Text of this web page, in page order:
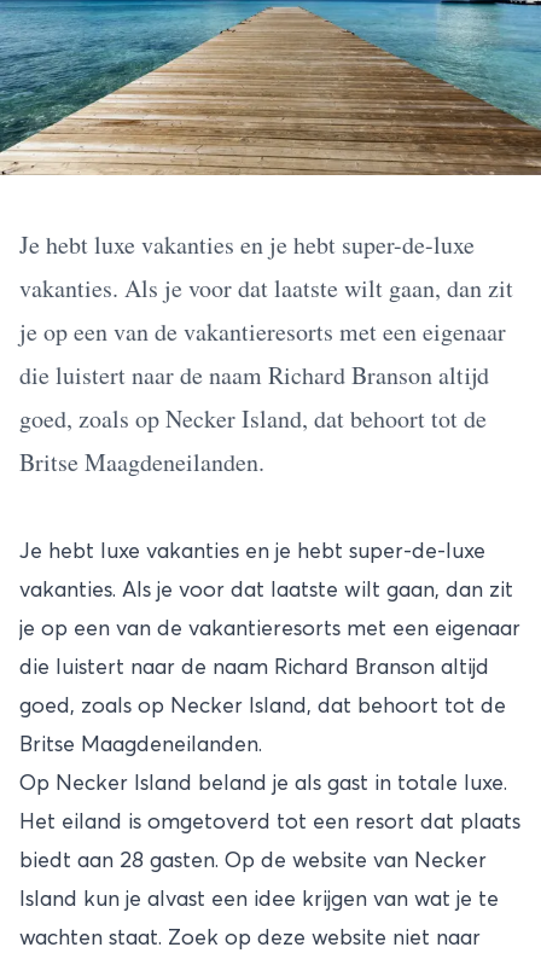
Je hebt luxe vakanties en je hebt super-de-luxe
vakanties. Als je voor dat laatste wilt gaan, dan zit
je op een van de vakantieresorts met een eigenaar
die luistert naar de naam Richard Branson altijd
goed, zoals op Necker Island, dat behoort tot de
Britse Maagdeneilanden.
Je hebt luxe vakanties en je hebt super-de-luxe
vakanties. Als je voor dat laatste wilt gaan, dan zit
je op een van de vakantieresorts met een eigenaar
die luistert naar de naam Richard Branson altijd
goed, zoals op Necker Island, dat behoort tot de
Britse Maagdeneilanden.
Op Necker Island beland je als gast in totale luxe.
Het eiland is omgetoverd tot een resort dat plaats
biedt aan 28 gasten. Op de website van Necker
Island kun je alvast een idee krijgen van wat je te
wachten staat. Zoek op deze website niet naar